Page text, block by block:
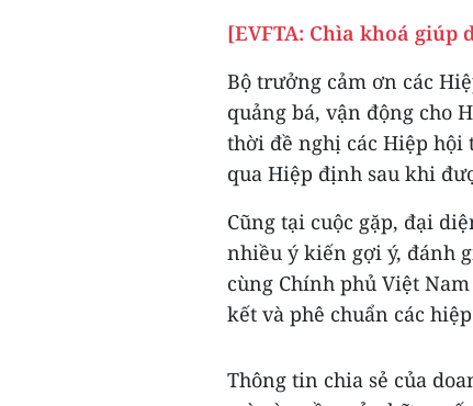
[EVFTA: Chìa khoá
Bộ trưởng cảm ơn các
quảng bá, vận động cho
thời đề nghị các Hiệp hội
qua Hiệp định sau khi
Cũng tại cuộc gặp, đại
nhiều ý kiến gợi ý, đánh
cùng Chính phủ Việt
kết và phê chuẩn các
Thông tin chia sẻ của